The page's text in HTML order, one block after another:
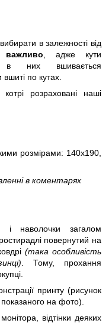
в залежності від
, адже кути
в них вшивається
по кутах.
розраховані наші
розмірами: 140х190,
в коментарях
і наволочки загалом
повернутий на
(така особливість
. Тому, прохання
принту (рисунок
на фото).
відтінки деяких